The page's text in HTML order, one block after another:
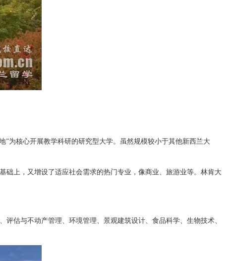
为核心开展教学科研的研究型大学。虽然规模较小于其他新西兰大
上，又增设了适应社会需求的热门专业，像商业、旅游业等。林肯大
估与不动产管理、环境管理、景观建筑设计、食品科学、生物技术、